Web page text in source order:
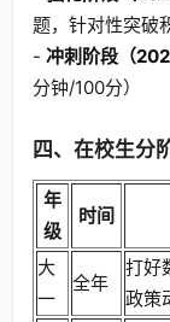
题，针对性突破
- 冲刺阶段（
分钟/100分）
四、在校生分
年
级
时间
大
一
全年
打好
政策